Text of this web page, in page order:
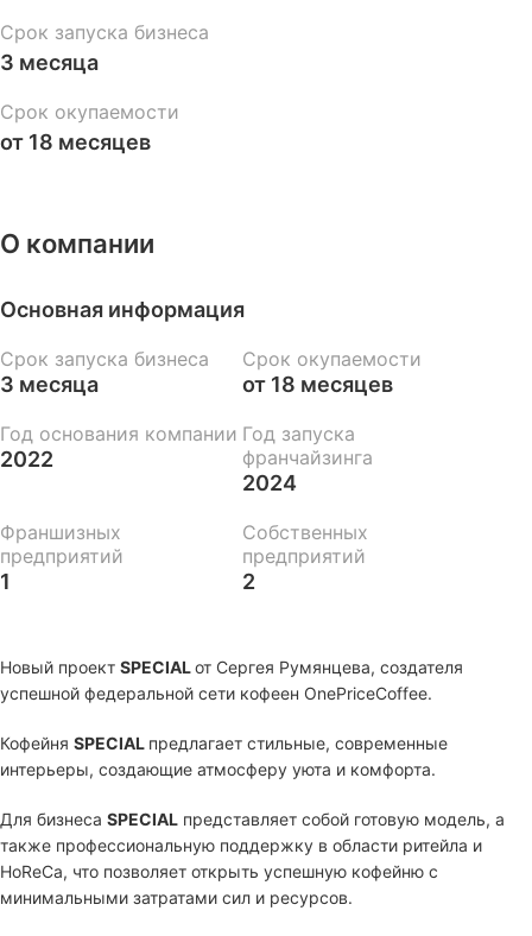
Срок запуска бизнеса
3 месяца
Срок окупаемости
от 18 месяцев
О компании
Основная информация
Срок запуска бизнеса
3 месяца
Срок окупаемости
от 18 месяцев
Год основания компании
2022
Год запуска
франчайзинга
2024
Франшизных
предприятий
1
Собственных
предприятий
2
Новый проект SPECIALот Сергея Румянцева, создателя
успешной федеральной сети кофеен OnePriceCoffee.
Кофейня SPECIAL предлагает стильные, современные
интерьеры, создающие атмосферу уюта и комфорта.
Для бизнеса SPECIAL представляет собой готовую модель, а
также профессиональную поддержку в области ритейла и
HoReCa, что позволяет открыть успешную кофейню с
минимальными затратами сил и ресурсов.